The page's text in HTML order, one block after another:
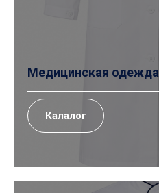
Медицинская одежда
Калалог